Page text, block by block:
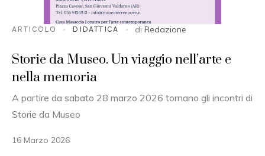
ARTICOLO DIDATTICA di Redazione
Storie da Museo. Un viaggio nell’arte e
nella memoria
A partire da sabato 28 marzo 2026 tornano gli incontri di
Storie da Museo
16 Marzo 2026